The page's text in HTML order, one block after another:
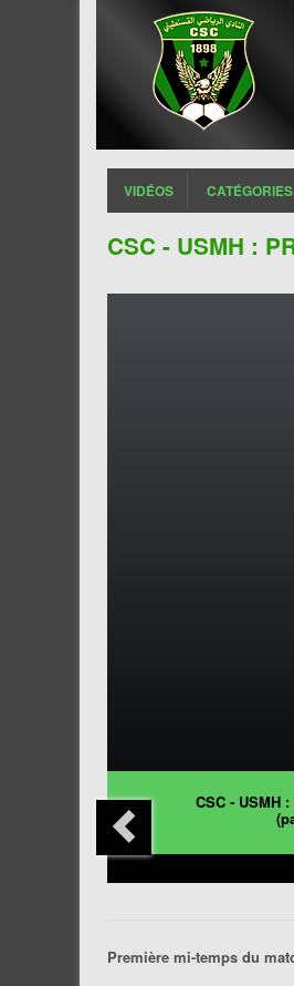
VIDÉOS CATÉGORIES
CSC - USMH :
CSC - USMH
Première mi-temps du